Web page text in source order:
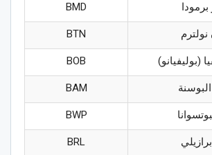
برمودا BMD
نولترم BTN
(بوليفيانو) BOB
BAM
BWP
BRL